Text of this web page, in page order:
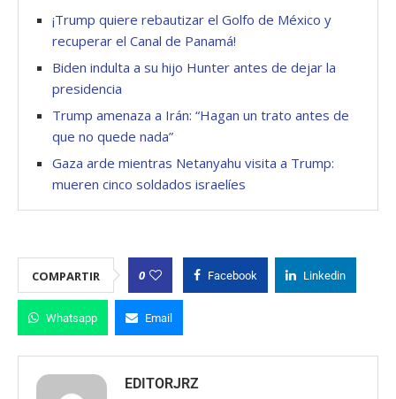
¡Trump quiere rebautizar el Golfo de México y
recuperar el Canal de Panamá!
Biden indulta a su hijo Hunter antes de dejar la
presidencia
Trump amenaza a Irán: “Hagan un trato antes de
que no quede nada”
Gaza arde mientras Netanyahu visita a Trump:
mueren cinco soldados israelíes
COMPARTIR 0 Facebook Linkedin
Whatsapp Email
EDITORJRZ